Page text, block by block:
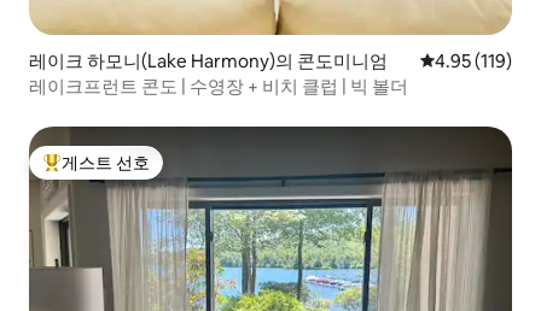
레이크 하모니(Lake Harmony)의 콘도미니엄 평점 4.95점(5
4.95 (119)
레이크프런트 콘도 | 수영장 + 비치 클럽 | 빅 볼더
상위 게스트 선호
게스트 선호